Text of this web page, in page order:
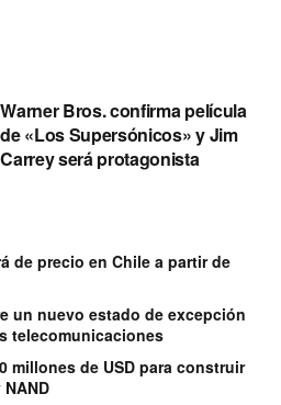
Warner Bros. confirma película
de «Los Supersónicos» y Jim
Carrey será protagonista
de precio en Chile a partir de
un nuevo estado de excepción
telecomunicaciones
millones de USD para construir